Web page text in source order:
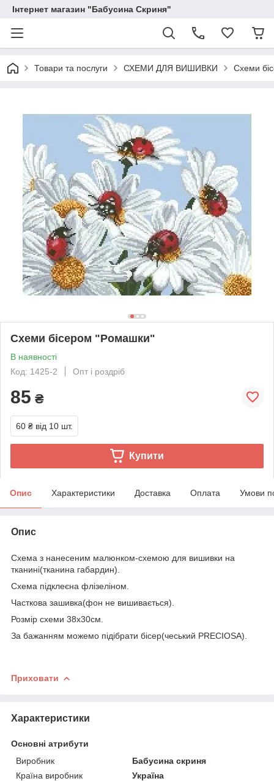
Інтернет магазин "Бабусина Скриня"
Товари та послуги СХЕМИ ДЛЯ ВИШИВКИ Схеми
Схеми бісером "Ромашки"
В наявності
Код: 1425-2
Опт і роздріб
85 ₴
60 ₴ від 10 шт.
Купити
Опис Характеристики Доставка Оплата Умови
Опис
Схема з нанесеним малюнком-схемою для вишивки на
тканині(тканина габардин).
Схема підклеєна флізеліном.
Часткова зашивка(фон не вишивається).
Розмір схеми 38х30см.
За бажанням можемо підібрати бісер(чеський PRECIOSA).
Приховати
Характеристики
Основні атрибути
Виробник
Бабусина скриня
Країна виробник
Україна